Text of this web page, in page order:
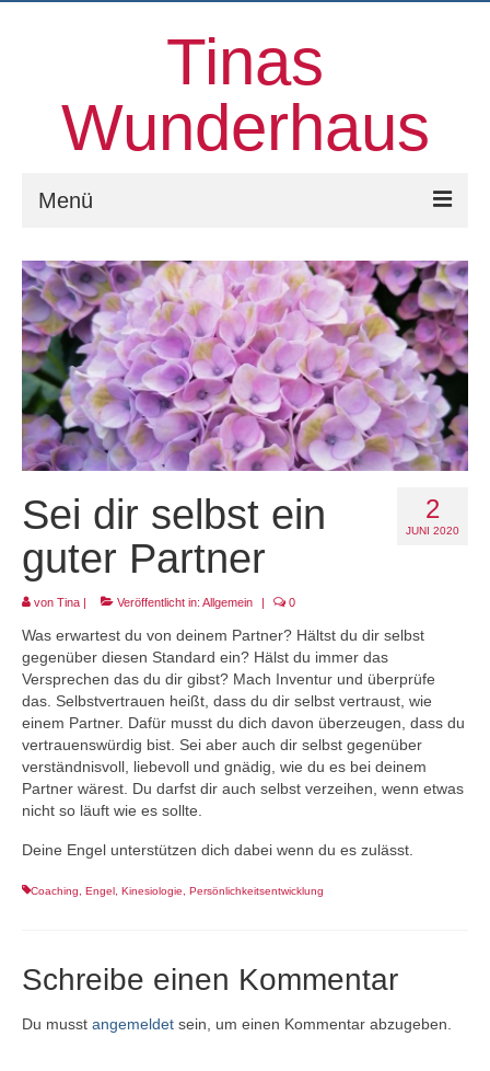
Tinas
Wunderhaus
Menü
Willkommen
Kinesiologie
Familienaufstellungen und mehr
Prozessorientierter Aufstellungstag
Kontakt
Projekt LEBEN!
2
JUNI 2020
Sei dir selbst ein
guter Partner
von Tina Veröffentlicht in: Allgemein 0
Was erwartest du von deinem Partner? Hältst du dir selbst
gegenüber diesen Standard ein? Hälst du immer das
Versprechen das du dir gibst? Mach Inventur und überprüfe
das. Selbstvertrauen heißt, dass du dir selbst vertraust, wie
einem Partner. Dafür musst du dich davon überzeugen, dass du
vertrauenswürdig bist. Sei aber auch dir selbst gegenüber
verständnisvoll, liebevoll und gnädig, wie du es bei deinem
Partner wärest. Du darfst dir auch selbst verzeihen, wenn etwas
nicht so läuft wie es sollte.
Deine Engel unterstützen dich dabei wenn du es zulässt.
Coaching, Engel , Kinesiologie, Persönlichkeitsentwicklung
Schreibe einen Kommentar
Du musst angemeldet sein, um einen Kommentar abzugeben.